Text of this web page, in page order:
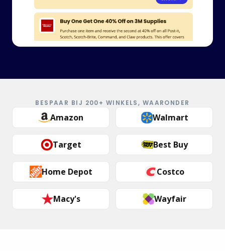
BESPAAR BIJ 200+ WINKELS, WAARONDER
Amazon Walmart
Target Best Buy
Home Depot Costco
Macy's Wayfair